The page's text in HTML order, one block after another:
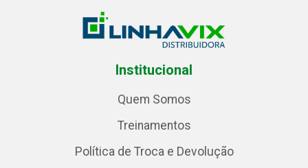
Institucional
Quem Somos
Treinamentos
Política de Troca e Devolução